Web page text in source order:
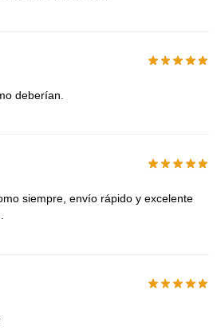
deberían.
siempre, envío rápido y excelente